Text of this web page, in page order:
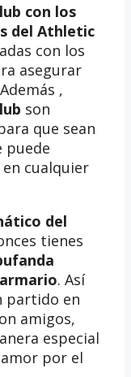
con los
del Athletic
con los
asegurar
,
son
que sean
puede
cualquier
del
tienes
. Así
partido en
amigos,
especial
por el